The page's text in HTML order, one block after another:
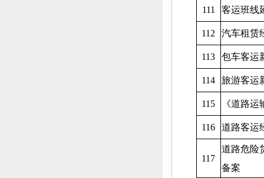
111 客运班线
112 汽车租赁
113 包车客运
114 旅游客运
115 《道路
116 道路客运
117
道路危险
备案